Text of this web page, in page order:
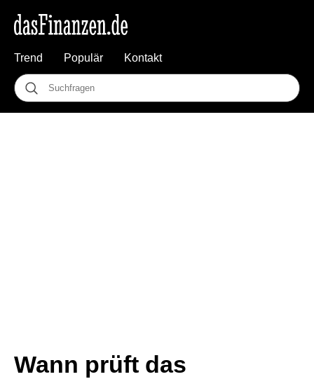
Trend Populär Kontakt
Wann prüft das